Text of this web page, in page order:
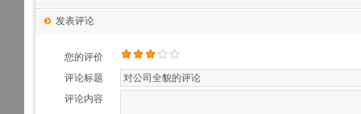
发表评论
您的评价
评论标题
评论内容